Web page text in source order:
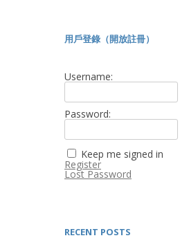
用戶登錄（開放註冊）
Username:
Password:
Keep me signed in
Register
Lost Password
RECENT POSTS